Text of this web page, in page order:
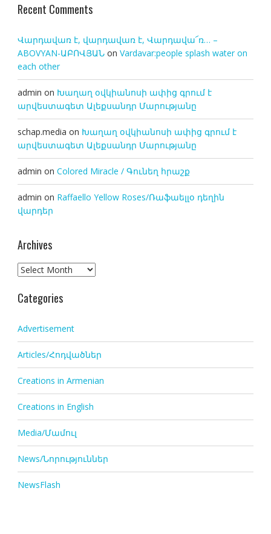
Recent Comments
Վարդավառ է, վարդավառ է, Վարդավա՜ռ… –
ABOVYAN-ԱԲՈՎՅԱՆon Vardavar:people splash water on
each other
admin on Խաղաղ օվկիանոսի ափից գրում է
արվեստագետ Ալեքսանդր Մարությանը
schap.media on Խաղաղ օվկիանոսի ափից գրում է
արվեստագետ Ալեքսանդր Մարությանը
admin on Colored Miracle / Գունեղ հրաշք
admin on Raffaello Yellow Roses/Ռաֆաելլօ դեղին
վարդեր
Archives
Archives
Categories
Advertisement
Articles/Հոդվածներ
Creations in Armenian
Creations in English
Media/Մամուլ
News/Նորություններ
NewsFlash